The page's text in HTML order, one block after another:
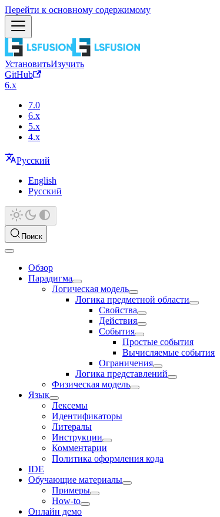
Перейти к основному содержимому
УстановитьИзучить
GitHub
6.x
7.0
6.x
5.x
4.x
Русский
English
Русский
Поиск
Обзор
Парадигма
Логическая модель
Логика предметной области
Свойства
Действия
События
Простые события
Вычисляемые события
Ограничения
Логика представлений
Физическая модель
Язык
Лексемы
Идентификаторы
Литералы
Инструкции
Комментарии
Политика оформления кода
IDE
Обучающие материалы
Примеры
How-to
Онлайн демо